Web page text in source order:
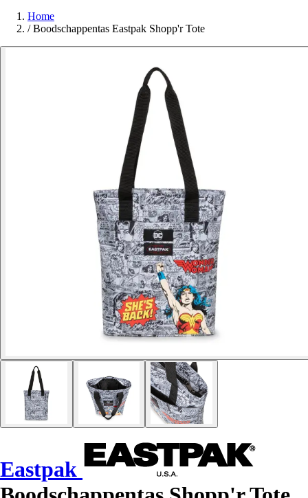
Home
/ Boodschappentas Eastpak Shopp'r Tote
Eastpak